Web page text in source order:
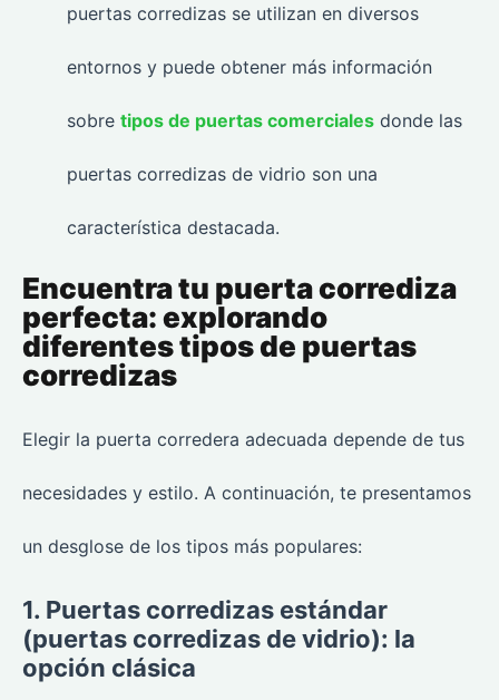
puertas corredizas se utilizan en diversos
entornos y puede obtener más información
sobre tipos de puertas comerciales donde las
puertas corredizas de vidrio son una
característica destacada.
Encuentra tu puerta corrediza
perfecta: explorando
diferentes tipos de puertas
corredizas
Elegir la puerta corredera adecuada depende de tus
necesidades y estilo. A continuación, te presentamos
un desglose de los tipos más populares:
1. Puertas corredizas estándar
(puertas corredizas de vidrio): la
opción clásica